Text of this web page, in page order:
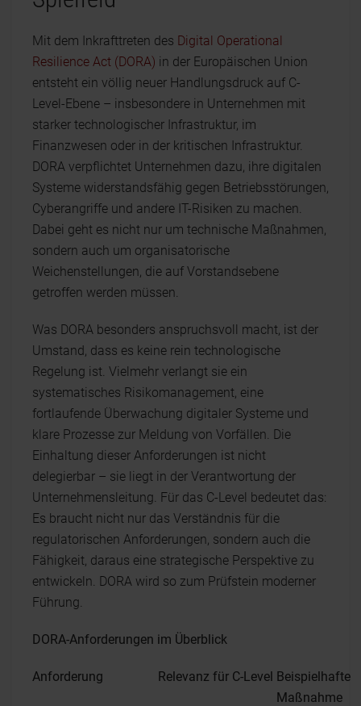
Mit dem Inkrafttreten des Digital Operational
Resilience Act (DORA) in der Europäischen Union
entsteht ein völlig neuer Handlungsdruck auf C-
Level-Ebene – insbesondere in Unternehmen mit
starker technologischer Infrastruktur, im
Finanzwesen oder in der kritischen Infrastruktur.
DORA verpflichtet Unternehmen dazu, ihre digitalen
Systeme widerstandsfähig gegen Betriebsstörungen,
Cyberangriffe und andere IT-Risiken zu machen.
Dabei geht es nicht nur um technische Maßnahmen,
sondern auch um organisatorische
Weichenstellungen, die auf Vorstandsebene
getroffen werden müssen.
Was DORA besonders anspruchsvoll macht, ist der
Umstand, dass es keine rein technologische
Regelung ist. Vielmehr verlangt sie ein
systematisches Risikomanagement, eine
fortlaufende Überwachung digitaler Systeme und
klare Prozesse zur Meldung von Vorfällen. Die
Einhaltung dieser Anforderungen ist nicht
delegierbar – sie liegt in der Verantwortung der
Unternehmensleitung. Für das C-Level bedeutet das:
Es braucht nicht nur das Verständnis für die
regulatorischen Anforderungen, sondern auch die
Fähigkeit, daraus eine strategische Perspektive zu
entwickeln. DORA wird so zum Prüfstein moderner
Führung.
DORA-Anforderungen im Überblick
Anforderung Relevanz für C-Level Beispielhafte
Maßnahme